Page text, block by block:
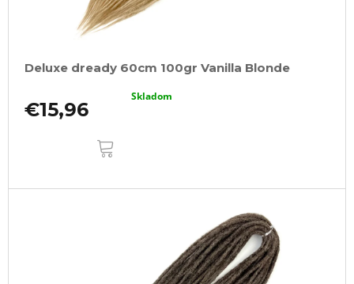
Deluxe dready 60cm 100gr Vanilla Blonde
€15,96
Skladom